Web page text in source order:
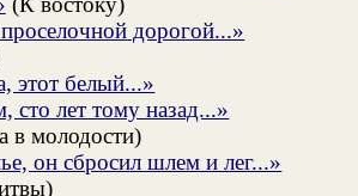
дорогой...»
этот белый...»
сто лет тому назад...»
в молодости)
он сбросил шлем и лег...»